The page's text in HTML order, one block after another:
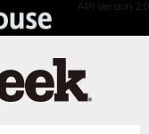
API Version 2.0